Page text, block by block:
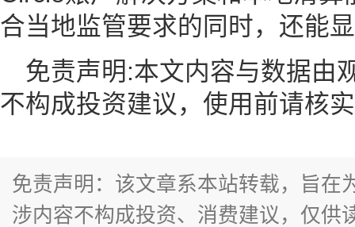
合当地监管要求的同时，还能
免责声明:本文内容与数据由
不构成投资建议，使用前请核
免责声明：该文章系本站转载，旨在
涉内容不构成投资、消费建议，仅供